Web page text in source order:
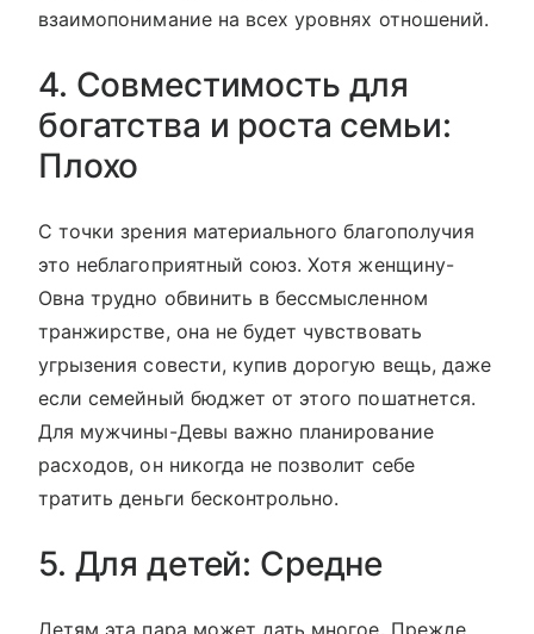
взаимопонимание на всех уровнях отношений.
4. Совместимость для
богатства и роста семьи:
Плохо
С точки зрения материального благополучия
это неблагоприятный союз. Хотя женщину-
Овна трудно обвинить в бессмысленном
транжирстве, она не будет чувствовать
угрызения совести, купив дорогую вещь, даже
если семейный бюджет от этого пошатнется.
Для мужчины-Девы важно планирование
расходов, он никогда не позволит себе
тратить деньги бесконтрольно.
5. Для детей: Средне
Детям эта пара может дать многое. Прежде